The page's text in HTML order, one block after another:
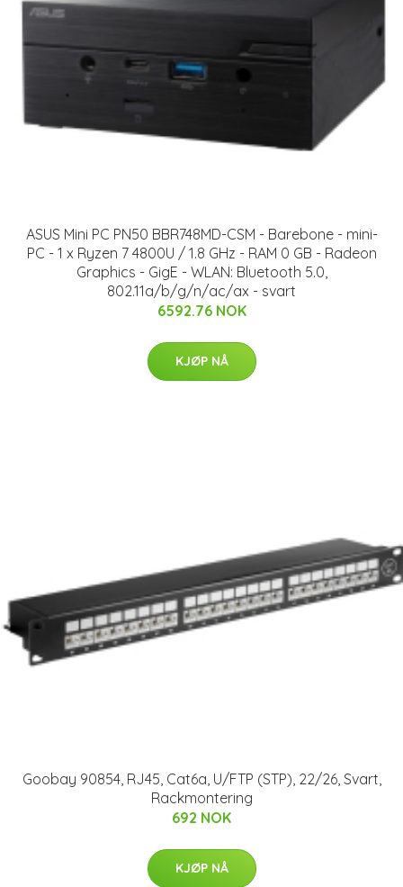
ASUS Mini PC PN50 BBR748MD-CSM - Barebone - mini-
PC - 1 x Ryzen 7 4800U / 1.8 GHz - RAM 0 GB - Radeon
Graphics - GigE - WLAN: Bluetooth 5.0,
802.11a/b/g/n/ac/ax - svart
6592.76 NOK
KJØP NÅ
Goobay 90854, RJ45, Cat6a, U/FTP (STP), 22/26, Svart,
Rackmontering
692 NOK
KJØP NÅ